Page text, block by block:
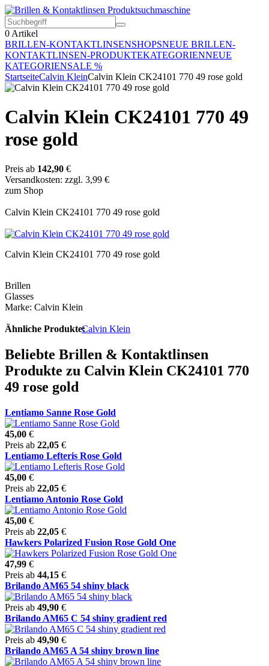
0 Artikel
BRILLEN-KONTAKTLINSENSHOPSNEUE BRILLEN-
KONTAKTLINSEN-PRODUKTEKATEGORIENNEUE
KATEGORIENSALE %
StartseiteCalvin KleinCalvin Klein CK24101 770 49 rose gold
Calvin Klein CK24101 770 49
rose gold
Preis ab 142,90 €
Versandkosten: zzgl. 3,99 €
zum Shop
Calvin Klein CK24101 770 49 rose gold
Calvin Klein CK24101 770 49 rose gold
Brillen
Glasses
Marke: Calvin Klein
Ähnliche Produkte:Calvin Klein
Beliebte Brillen & Kontaktlinsen
Produkte zu Calvin Klein CK24101 770
49 rose gold
Lentiamo Sanne Rose Gold
45,00 €
Preis ab 22,05 €
Lentiamo Lefteris Rose Gold
45,00 €
Preis ab 22,05 €
Lentiamo Antonio Rose Gold
45,00 €
Preis ab 22,05 €
Hawkers Polarized Fusion Rose Gold One
47,99 €
Preis ab 44,15 €
Brilando AM65 54 shiny black
Preis ab 49,90 €
Brilando AM65 C 54 shiny gradient red
Preis ab 49,90 €
Brilando AM65 A 54 shiny brown line